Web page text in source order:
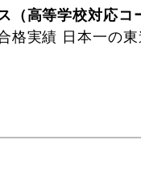
（高等学校対応コ
格実績 日本一の